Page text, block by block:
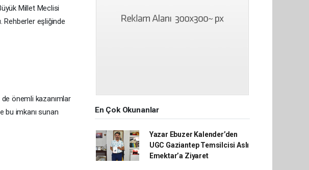
Millet Meclisi
Rehberler eşliğinde
önemli kazanımlar
bu imkanı sunan
En Çok Okunanlar
Yazar Ebuzer Kalender’den
UGC Gaziantep Temsilcisi Aslı
Emektar’a Ziyaret